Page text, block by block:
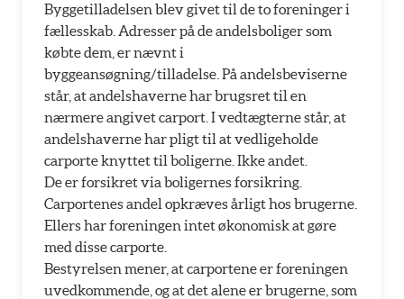
Byggetilladelsen blev givet til de to foreninger i
fællesskab. Adresser på de andelsboliger som
købte dem, er nævnt i
byggeansøgning/tilladelse. På andelsbeviserne
står, at andelshaverne har brugsret til en
nærmere angivet carport. I vedtægterne står, at
andelshaverne har pligt til at vedligeholde
carporte knyttet til boligerne. Ikke andet.
De er forsikret via boligernes forsikring.
Carportenes andel opkræves årligt hos brugerne.
Ellers har foreningen intet økonomisk at gøre
med disse carporte.
Bestyrelsen mener, at carportene er foreningen
uvedkommende, og at det alene er brugerne, som